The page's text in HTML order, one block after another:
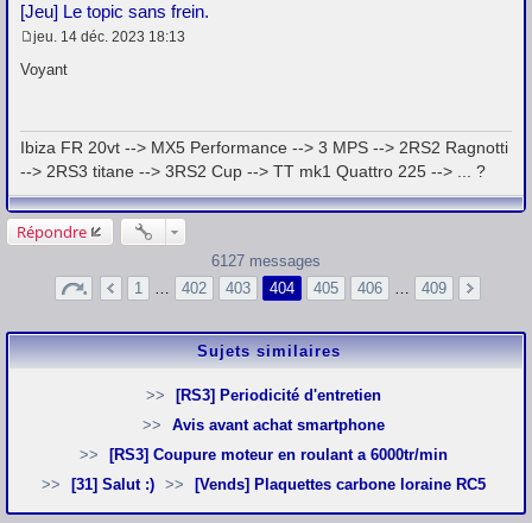
[Jeu] Le topic sans frein.
M
e
s
g
e
jeu. 14 déc. 2023 18:13
Voyant
Ibiza FR 20vt --> MX5 Performance --> 3 MPS --> 2RS2 Ragnotti
--> 2RS3 titane --> 3RS2 Cup --> TT mk1 Quattro 225 --> ... ?
Répondre
6127 messages
1
… 402 403 404 405 406 … 409
Sujets similaires
[RS3] Periodicité d'entretien
Avis avant achat smartphone
[RS3] Coupure moteur en roulant a 6000tr/min
[31] Salut :)
[Vends] Plaquettes carbone loraine RC5